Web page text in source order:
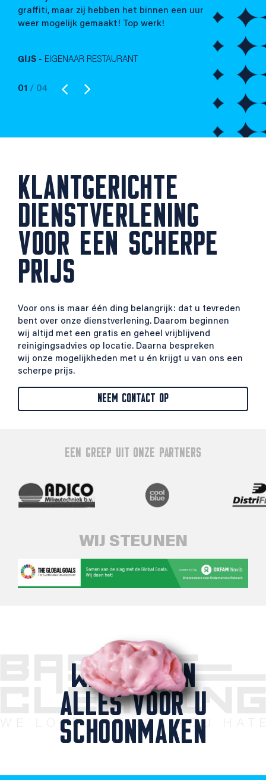
graffiti, maar zij hebben het binnen een uur
weer mogelijk gemaakt! Top werk!
GIJS - EIGENAAR RESTAURANT
01 / 04
KLANTGERICHTE
DIENSTVERLENING
VOOR EEN SCHERPE
PRIJS
Voor ons is maar één ding belangrijk: dat u tevreden
bent over onze dienstverlening. Daarom beginnen
wij altijd met een gratis en geheel vrijblijvend
reinigingsadvies op locatie. Daarna bespreken
wij onze mogelijkheden met u én krijgt u van ons een
scherpe prijs.
NEEM CONTACT OP
EEN GREEP UIT ONZE PARTNERS
WIJ STEUNEN
WIJ KUNNEN
ALLES VOOR U
SCHOONMAKEN